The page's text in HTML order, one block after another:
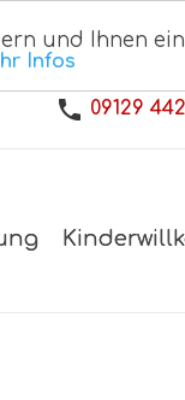
und Ihnen
Infos
09129